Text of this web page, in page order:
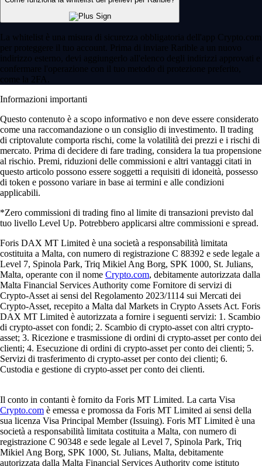
La whitelist è una misura di sicurezza obbligatoria dell'app Crypto.com
per proteggere il tuo account. Prima di inviare Rarible a un nuovo
indirizzo esterno, devi aggiungerlo all'elenco degli indirizzi approvati e
confermare l'operazione con il tuo metodo di protezione preferito,
come la 2FA.
Informazioni importanti
Questo contenuto è a scopo informativo e non deve essere considerato
come una raccomandazione o un consiglio di investimento. Il trading
di criptovalute comporta rischi, come la volatilità dei prezzi e i rischi di
mercato. Prima di decidere di fare trading, considera la tua propensione
al rischio. Premi, riduzioni delle commissioni e altri vantaggi citati in
questo articolo possono essere soggetti a requisiti di idoneità, possesso
di token e possono variare in base ai termini e alle condizioni
applicabili.
*Zero commissioni di trading fino al limite di transazioni previsto dal
tuo livello Level Up. Potrebbero applicarsi altre commissioni e spread.
Foris DAX MT Limited è una società a responsabilità limitata
costituita a Malta, con numero di registrazione C 88392 e sede legale a
Level 7, Spinola Park, Triq Mikiel Ang Borg, SPK 1000, St. Julians,
Malta, operante con il nome Crypto.com, debitamente autorizzata dalla
Malta Financial Services Authority come Fornitore di servizi di
Crypto-Asset ai sensi del Regolamento 2023/1114 sui Mercati dei
Crypto-Asset, recepito a Malta dal Markets in Crypto Assets Act. Foris
DAX MT Limited è autorizzata a fornire i seguenti servizi: 1. Scambio
di crypto-asset con fondi; 2. Scambio di crypto-asset con altri crypto-
asset; 3. Ricezione e trasmissione di ordini di crypto-asset per conto dei
clienti; 4. Esecuzione di ordini di crypto-asset per conto dei clienti; 5.
Servizi di trasferimento di crypto-asset per conto dei clienti; 6.
Custodia e gestione di crypto-asset per conto dei clienti.
Il conto in contanti è fornito da Foris MT Limited. La carta Visa
Crypto.com è emessa e promossa da Foris MT Limited ai sensi della
sua licenza Visa Principal Member (Issuing). Foris MT Limited è una
società a responsabilità limitata costituita a Malta, con numero di
registrazione C 90348 e sede legale al Level 7, Spinola Park, Triq
Mikiel Ang Borg, SPK 1000, St. Julians, Malta, debitamente
autorizzata dalla Malta Financial Services Authority come istituto